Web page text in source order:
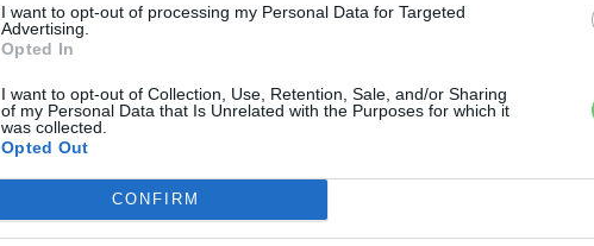
I want to opt-out of processing my Personal Data for Targeted
Advertising.
Opted In
I want to opt-out of Collection, Use, Retention, Sale, and/or Sharing
of my Personal Data that Is Unrelated with the Purposes for which it
was collected.
Opted Out
CONFIRM